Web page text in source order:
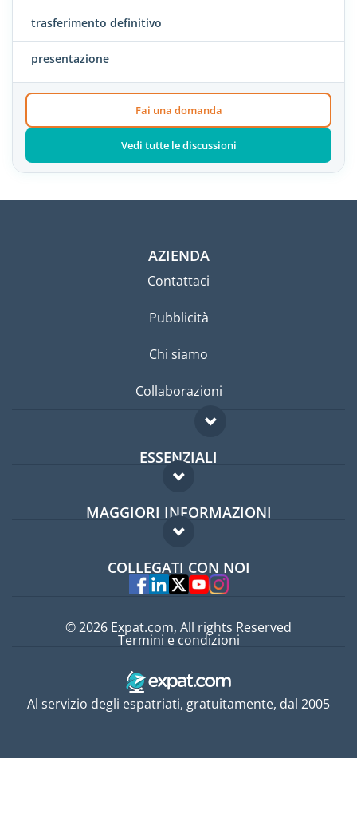
trasferimento definitivo
presentazione
Fai una domanda
Vedi tutte le discussioni
AZIENDA
Contattaci
Pubblicità
Chi siamo
Collaborazioni
ESSENZIALI
Forum per expat
Guida per expat
MAGGIORI INFORMAZIONI
Domande frequenti
Esperti
COLLEGATI CON NOI
Al servizio degli espatriati, gratuitamente, dal 2005
© 2026 Expat.com, All rights Reserved
Termini e condizioni